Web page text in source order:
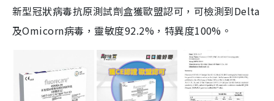
新型冠狀病毒抗原測試劑盒獲歐盟認可，可檢測到Delta
及Omicorn病毒，靈敏度92.2%，特異度100%。